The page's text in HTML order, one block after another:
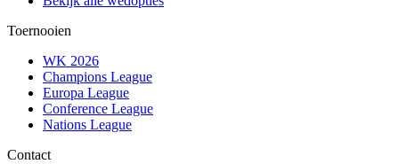
Toernooien
WK 2026
Champions League
Europa League
Conference League
Nations League
Contact